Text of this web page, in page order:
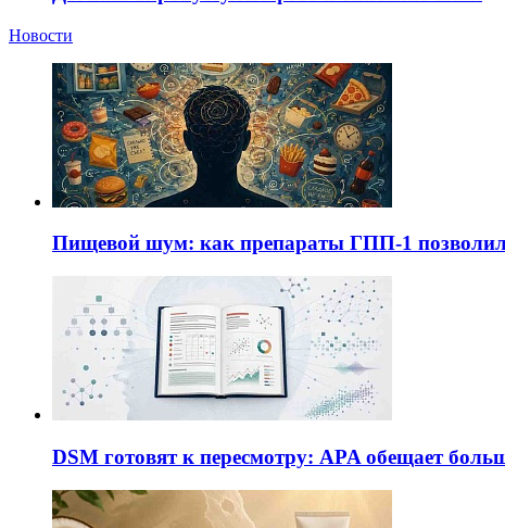
Новости
Пищевой шум: как препараты ГПП-1
DSM готовят к пересмотру: APA обещает